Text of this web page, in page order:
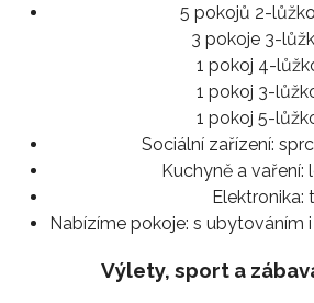
5 pokojů 2-
3 pokoje 3-
1 pokoj 4-
1 pokoj 3-
1 pokoj 5-
Sociální zařízení:
Kuchyně a vaření:
Elektronika:
Nabízíme pokoje: s ubytováním
Výlety, sport a